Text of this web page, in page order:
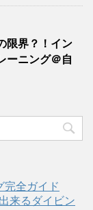
限界？！イン
ーニング＠自
完全ガイド
来るダイビン